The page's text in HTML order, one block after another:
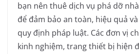
bạn nên thuê dịch vụ phá dỡ
để đảm bảo an toàn, hiệu quả
quy định pháp luật. Các đơn vị
kinh nghiệm, trang thiết bị hiện